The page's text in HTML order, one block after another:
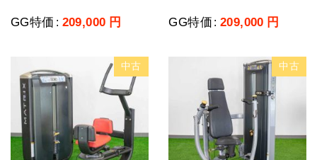
GG特価 : 209,000 円 GG特価 : 209,000 円
中古 中古